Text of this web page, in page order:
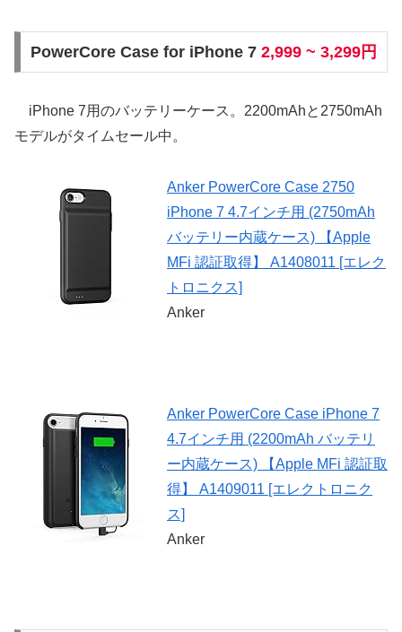
PowerCore Case for iPhone 7 2,999 ~ 3,299円
iPhone 7用のバッテリーケース。2200mAhと2750mAh
モデルがタイムセール中。
Anker PowerCore Case 2750
iPhone 7 4.7インチ用 (2750mAh
バッテリー内蔵ケース) 【Apple
MFi 認証取得】 A1408011 [エレク
トロニクス]
Anker
Anker PowerCore Case iPhone 7
4.7インチ用 (2200mAh バッテリ
ー内蔵ケース) 【Apple MFi 認証取
得】 A1409011 [エレクトロニク
ス]
Anker